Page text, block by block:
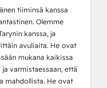
tiiminsä kanssa
Olemme
kanssa, ja
avuliaita. He ovat
mukana kaikissa
varmistaessaan, että
mahdollista. He ovat